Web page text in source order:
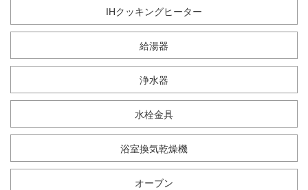
IHクッキングヒーター
給湯器
浄水器
水栓金具
浴室換気乾燥機
オーブン